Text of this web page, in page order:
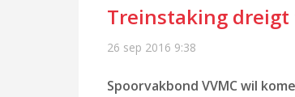
Treinstaking dreigt
26 sep 2016 9:38
Spoorvakbond VVMC wil